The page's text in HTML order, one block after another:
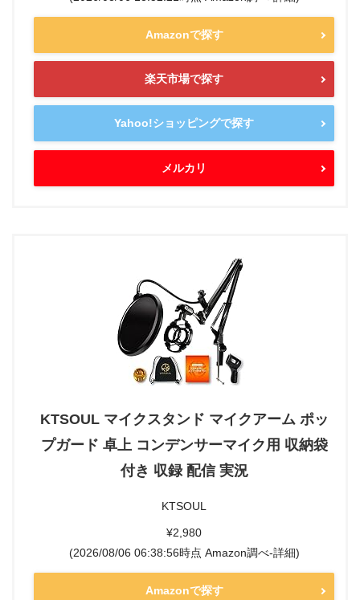
Amazonで探す
楽天市場で探す
Yahoo!ショッピングで探す
メルカリ
KTSOUL マイクスタンド マイクアーム ポッ
プガード 卓上 コンデンサーマイク用 収納袋
付き 収録 配信 実況
KTSOUL
¥2,980
(2026/08/06 06:38:56時点 Amazon調べ-詳細)
Amazonで探す